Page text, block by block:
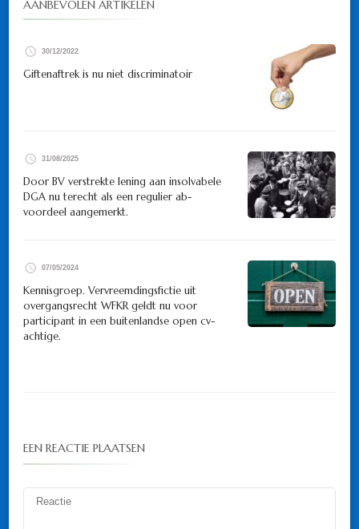
AANBEVOLEN ARTIKELEN
30/12/2022
Giftenaftrek is nu niet discriminatoir
31/08/2025
Door BV verstrekte lening aan insolvabele
DGA nu terecht als een regulier ab-
voordeel aangemerkt.
07/05/2024
Kennisgroep. Vervreemdingsfictie uit
overgangsrecht WFKR geldt nu voor
participant in een buitenlandse open cv-
achtige.
EEN REACTIE PLAATSEN